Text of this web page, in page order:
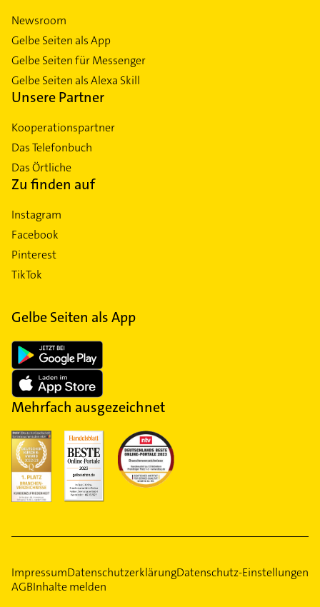
Newsroom
Gelbe Seiten als App
Gelbe Seiten für Messenger
Gelbe Seiten als Alexa Skill
Unsere Partner
Kooperationspartner
Das Telefonbuch
Das Örtliche
Zu finden auf
Instagram
Facebook
Pinterest
TikTok
Gelbe Seiten als App
Mehrfach ausgezeichnet
ImpressumDatenschutzerklärungDatenschutz-Einstellungen
AGBInhalte melden